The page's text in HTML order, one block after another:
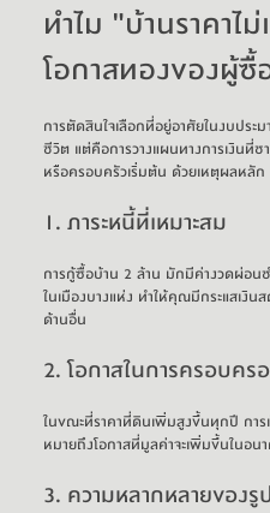
ทำไม "บ้านราคาไ
โอกาสทองของผู้ซื้
การตัดสินใจเลือกที่อยู่อาศัยในงบปร
ชีวิต แต่คือการวางแผนทางการเงินที่
หรือครอบครัวเริ่มต้น ด้วยเหตุผลหลั
1. ภาระหนี้ที่เหมาะสม
การกู้ซื้อบ้าน 2 ล้าน มักมีค่างวดผ่อนช
ในเมืองบางแห่ง ทำให้คุณมีกระแสเงิน
ด้านอื่น
2. โอกาสในการครอบค
ในขณะที่ราคาที่ดินเพิ่มสูงขึ้นทุกปี การ
หมายถึงโอกาสที่มูลค่าจะเพิ่มขึ้นในอน
3. ความหลากหลายของ